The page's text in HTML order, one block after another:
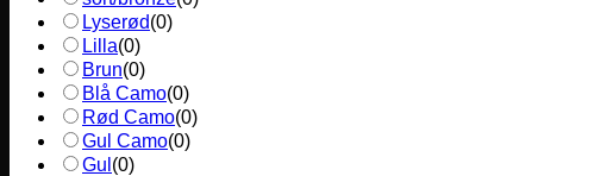
Lyserød(0)
Lilla(0)
Brun(0)
Blå Camo(0)
Rød Camo(0)
Gul Camo(0)
Gul (0)